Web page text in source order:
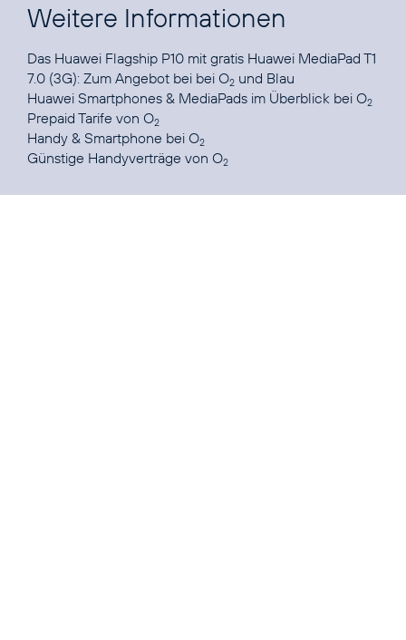
Weitere Informationen
Das Huawei Flagship P10 mit gratis Huawei MediaPad T1
7.0 (3G): Zum Angebot bei bei O2 und Blau
Huawei Smartphones & MediaPads im Überblick bei O2
Prepaid Tarife von O2
Handy & Smartphone bei O2
Günstige Handyverträge von O2